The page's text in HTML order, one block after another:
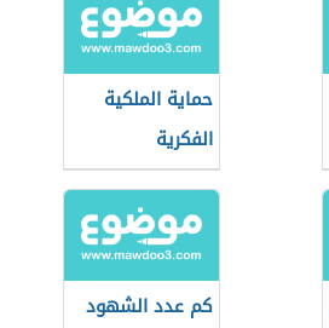
حماية الملكية
الفكرية
كم عدد الشهود